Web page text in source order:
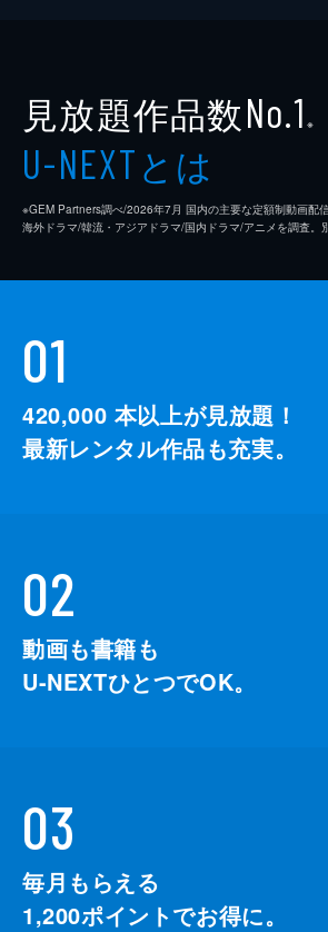
見放題作品数No.1 ※
U-NEXTとは
※GEM Partners調べ/2026年7⽉ 国内の主要な定額制動画配
海外ドラマ/韓流・アジアドラマ/国内ドラマ/アニメを調査。
01
420,000 本以上が見放題！
最新レンタル作品も充実。
02
動画も書籍も
U-NEXTひとつでOK。
03
毎月もらえる
1,200ポイントでお得に。